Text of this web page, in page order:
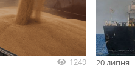
1249 20 липня